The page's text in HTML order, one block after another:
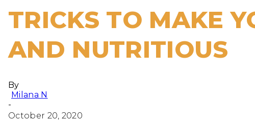
TRICKS TO MAKE
AND NUTRITIOUS
By
Milana N
-
October 20, 2020